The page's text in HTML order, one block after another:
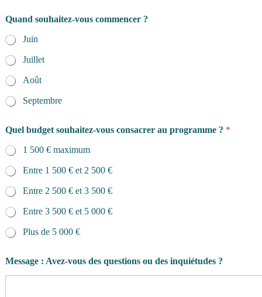
Quand souhaitez-vous commencer ?
Juin
Juillet
Août
Septembre
Quel budget souhaitez-vous consacrer au programme ? *
1 500 € maximum
Entre 1 500 € et 2 500 €
Entre 2 500 € et 3 500 €
Entre 3 500 € et 5 000 €
Plus de 5 000 €
Message : Avez-vous des questions ou des inquiétudes ?